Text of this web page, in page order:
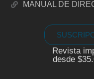
MANUAL DE
Revista
desde